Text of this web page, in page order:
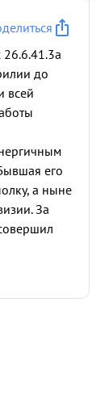
26.6.41.3а
до
всей
его
а ныне
За
бой. в